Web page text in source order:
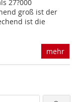
27?000
groß ist der
ist die
mehr